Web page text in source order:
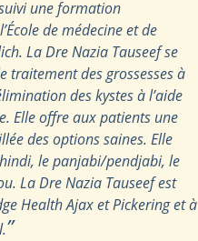
une formation
de médecine et de
La Dre Nazia Tauseef se
traitement des grossesses à
des kystes à l’aide
Elle offre aux patients une
des options saines. Elle
le panjabi/pendjabi, le
La Dre Nazia Tauseef est
Health Ajax et Pickering et à
”